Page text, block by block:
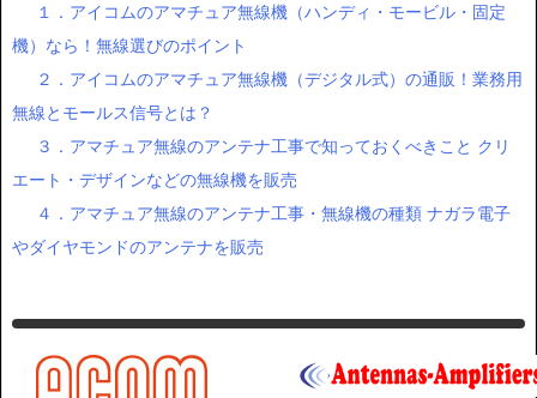
１．アイコムのアマチュア無線機（ハンディ・モービル・固定
機）なら！無線選びのポイント
２．アイコムのアマチュア無線機（デジタル式）の通販！業務用
無線とモールス信号とは？
３．アマチュア無線のアンテナ工事で知っておくべきこと クリ
エート・デザインなどの無線機を販売
４．アマチュア無線のアンテナ工事・無線機の種類 ナガラ電子
やダイヤモンドのアンテナを販売